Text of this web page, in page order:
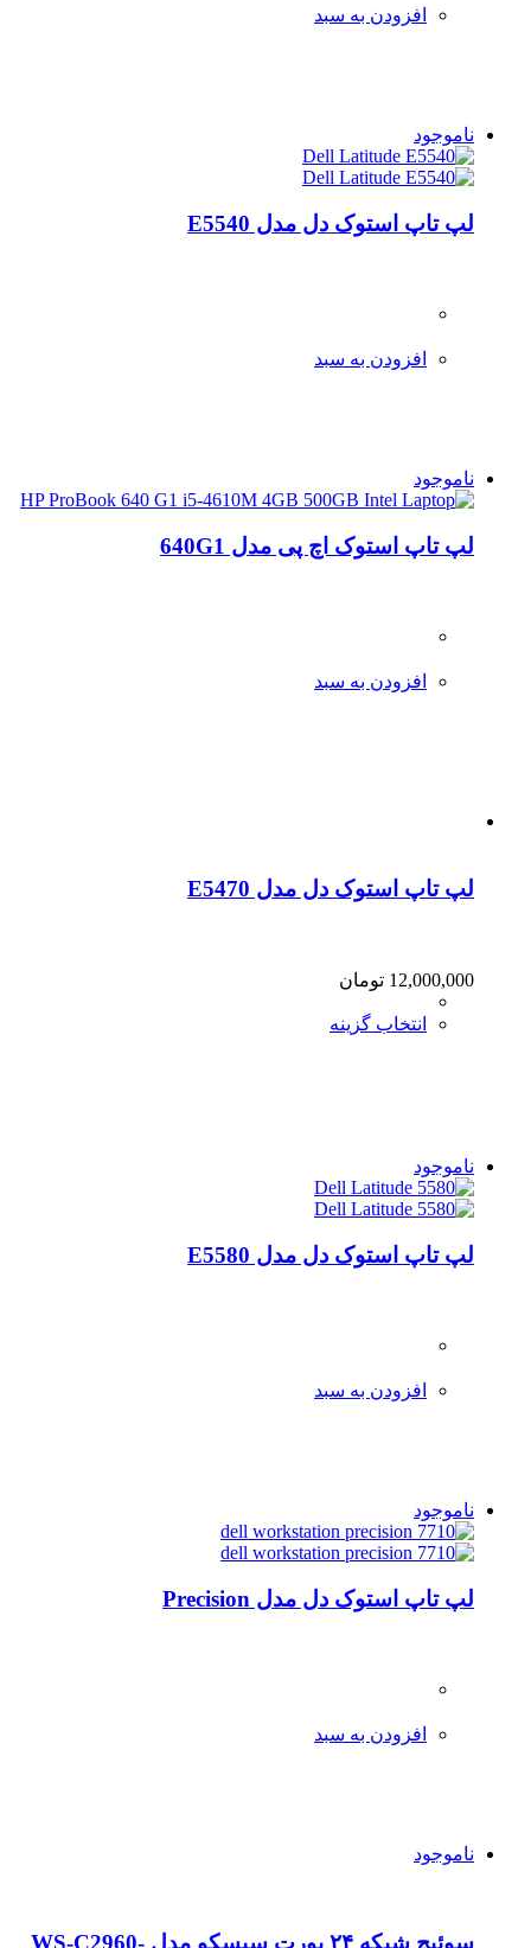
افزودن به سبد
ناموجود
لپ تاپ استوک دل مدل E5540
افزودن به سبد
ناموجود
لپ تاپ استوک اچ پی مدل 640G1
افزودن به سبد
لپ تاپ استوک دل مدل E5470
12,000,000 تومان
انتخاب گزینه
ناموجود
لپ تاپ استوک دل مدل E5580
افزودن به سبد
ناموجود
لپ تاپ استوک دل مدل Precision
افزودن به سبد
ناموجود
سوئیچ شبکه ۲۴ پورت سیسکو مدل WS-C2960-